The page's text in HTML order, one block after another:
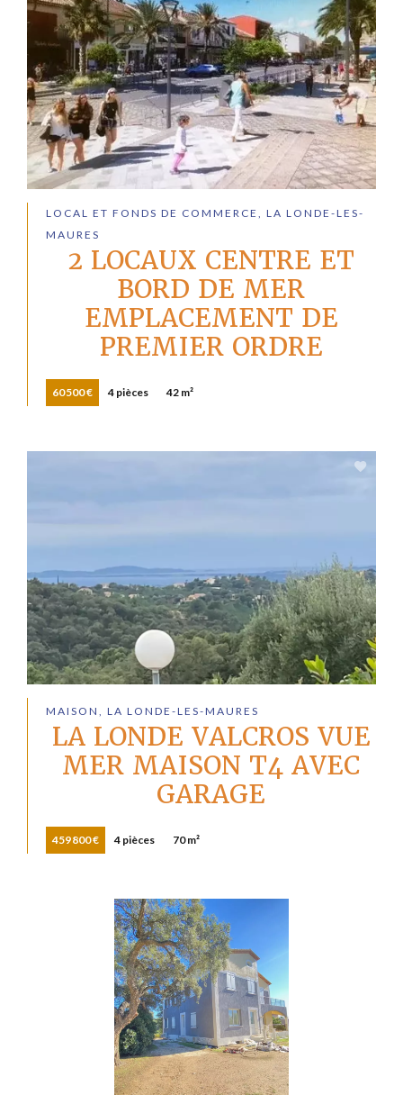
LOCAL ET FONDS DE COMMERCE, LA LONDE-LES-
MAURES
2 LOCAUX CENTRE ET
BORD DE MER
EMPLACEMENT DE
PREMIER ORDRE
60 500 € 4 pièces 42 m²
MAISON, LA LONDE-LES-MAURES
LA LONDE VALCROS VUE
MER MAISON T4 AVEC
GARAGE
459 800 € 4 pièces 70 m²